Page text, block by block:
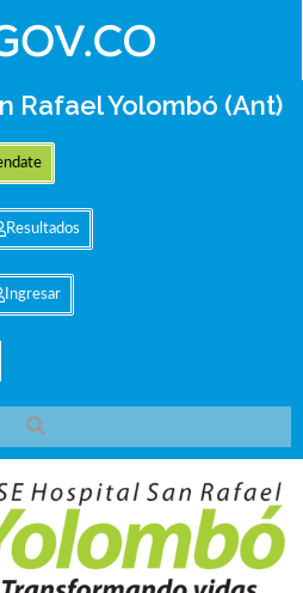
Rafael Yolombó (Ant)
Resultados
Ingresar